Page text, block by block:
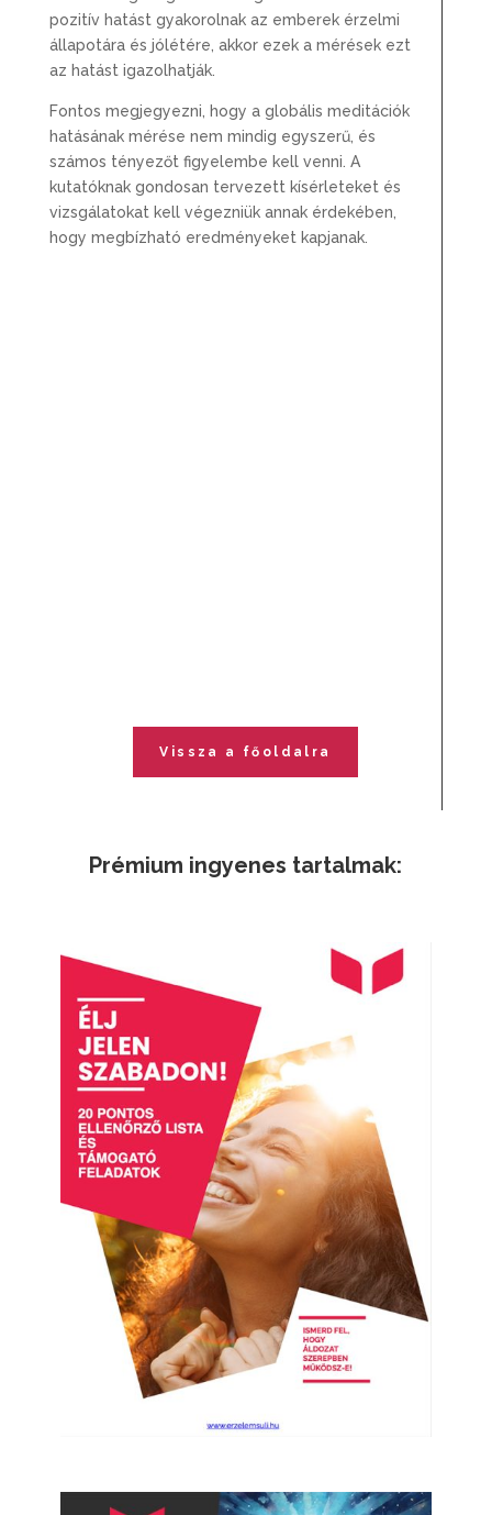
pozitív hatást gyakorolnak az emberek érzelmi
állapotára és jólétére, akkor ezek a mérések ezt
az hatást igazolhatják.
Fontos megjegyezni, hogy a globális meditációk
hatásának mérése nem mindig egyszerű, és
számos tényezőt figyelembe kell venni. A
kutatóknak gondosan tervezett kísérleteket és
vizsgálatokat kell végezniük annak érdekében,
hogy megbízható eredményeket kapjanak.
Vissza a főoldalra
Prémium ingyenes tartalmak: